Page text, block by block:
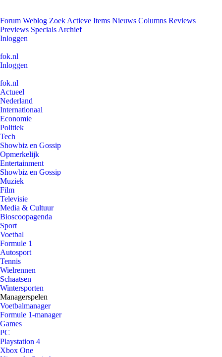
Forum Weblog Zoek Actieve Items Nieuws Columns Reviews
Previews Specials Archief
Inloggen
fok.nl
Inloggen
fok.nl
Actueel
Nederland
Internationaal
Economie
Politiek
Tech
Showbiz en Gossip
Opmerkelijk
Entertainment
Showbiz en Gossip
Muziek
Film
Televisie
Media & Cultuur
Bioscoopagenda
Sport
Voetbal
Formule 1
Autosport
Tennis
Wielrennen
Schaatsen
Wintersporten
Managerspelen
Voetbalmanager
Formule 1-manager
Games
PC
Playstation 4
Xbox One